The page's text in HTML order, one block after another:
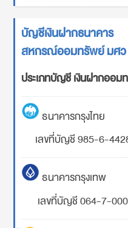
บัญชีเงินฝากธนาคาร
สหกรณ์ออมทรัพย์ มศว
ประเภทบัญชี เงินฝากออ
ธนาคารกรุงไทย
เลขที่บัญชี 985-6-
ธนาคารกรุงเทพ
เลขที่บัญชี 064-7-